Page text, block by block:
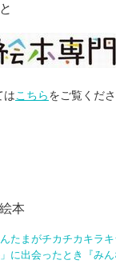
は こちら をご覧くださ
本
たまがチカチカキラ
に出会ったとき『みん